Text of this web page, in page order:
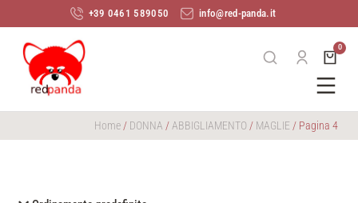
+39 0461 589050 info@red-panda.it
Home / DONNA / ABBIGLIAMENTO / MAGLIE / Pagina 4